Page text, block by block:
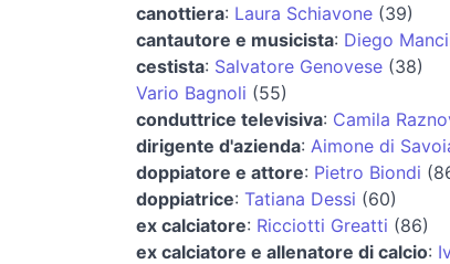
canottiera: Laura Schiavone(39)
cantautore e musicista: Diego
cestista: Salvatore Genovese(38)
Vario Bagnoli (55)
conduttrice televisiva: Camila
dirigente d'azienda: Aimone di
doppiatore e attore: Pietro Biondi
doppiatrice: Tatiana Dessi (60)
ex calciatore: Ricciotti Greatti (86)
ex calciatore e allenatore di calcio: